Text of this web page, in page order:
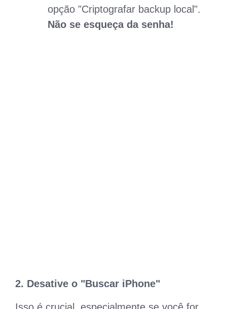
opção "Criptografar backup local".
Não se esqueça da senha!
2. Desative o "Buscar iPhone"
Isso é crucial, especialmente se você for